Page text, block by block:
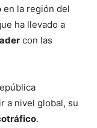
en la región del
ha llevado a
con las
a nivel global, su
.